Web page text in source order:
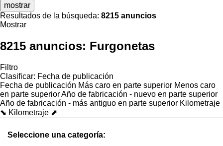
mostrar
Resultados de la búsqueda: 8215 anuncios
Mostrar
8215 anuncios: Furgonetas
Filtro
Clasificar: Fecha de publicación
Fecha de publicación Más caro en parte superior Menos caro
en parte superiorAño de fabricación - nuevo en parte superior
Año de fabricación - más antiguo en parte superior Kilometraje
⬊ Kilometraje ⬈
Seleccione una categoría: